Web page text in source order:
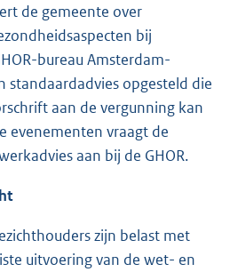
de gemeente over
bij
bureau Amsterdam-
standaardadvies opgesteld die
aan de vergunning kan
evenementen vraagt de
aan bij de GHOR.
zijn belast met
uitvoering van de wet- en